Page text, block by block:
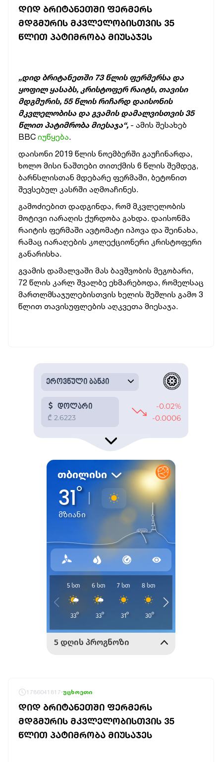
ᲓᲘᲓ ᲑᲠᲘᲢᲐᲜᲔᲗᲨᲘ ᲤᲔᲠᲛᲔᲠᲡ
ᲛᲓᲒᲛᲣᲠᲘᲡ ᲛᲙᲕᲚᲔᲚᲝᲑᲘᲡᲗᲕᲘᲡ 35
ᲬᲚᲘᲗ ᲞᲐᲢᲘᲛᲠᲝᲑᲐ ᲛᲘᲣᲡᲐᲯᲔᲡ
„დიდ ბრიტანეთში 73 წლის ფერმერსა და
ყოფილ ყასაბს, კრისტოფერ რაიტს, თავისი
მდგმურის, 55 წლის რიჩარდ დაისონის
მკვლელობისა და გვამის დამალვისთვის 35
წლით პატიმრობა მიესაჯა“, - ამის შესახებ
BBC იუწყება.
დაისონი 2019 წლის ნოემბერში გაუჩინარდა,
ხოლო მისი ნაშთები თითქმის 6 წლის შემდეგ,
ბარნსლისთან მდებარე ფერმაში, ბეტონით
შევსებულ კასრში აღმოაჩინეს.
გამოძიებით დადგინდა, რომ მკვლელობის
მოტივი იარაღის ქურდობა გახდა. დაისონმა
რაიტის ფერმაში ავტომატი იპოვა და შეინახა,
რამაც იარაღების კოლექციონერი კრისტოფერი
განარისხა.
გვამის დამალვაში მას ბავშვობის მეგობარი,
72 წლის კარლ შვალბე ეხმარებოდა, რომელსაც
მართლმსაჯულებისთვის ხელის შეშლის გამო 3
წლით თავისუფლების აღკვეთა მიესაჯა.
1786041817 უცხოეთი
ᲓᲘᲓ ᲑᲠᲘᲢᲐᲜᲔᲗᲨᲘ ᲤᲔᲠᲛᲔᲠᲡ
ᲛᲓᲒᲛᲣᲠᲘᲡ ᲛᲙᲕᲚᲔᲚᲝᲑᲘᲡᲗᲕᲘᲡ 35
ᲬᲚᲘᲗ ᲞᲐᲢᲘᲛᲠᲝᲑᲐ ᲛᲘᲣᲡᲐᲯᲔᲡ